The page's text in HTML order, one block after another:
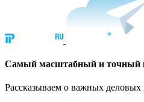
Cамый масштабный и точный
Рассказываем о важных